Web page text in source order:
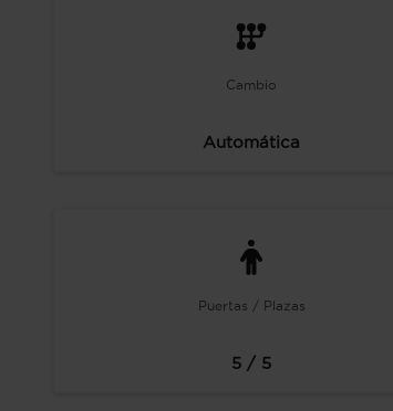
Cambio
Automática
Puertas / Plazas
5 / 5